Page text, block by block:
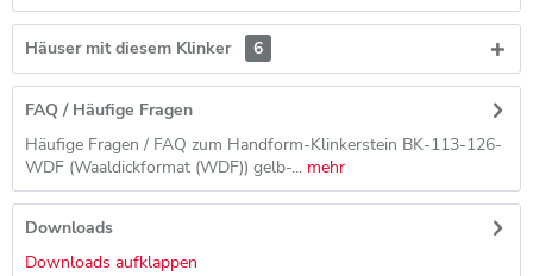
Häuser mit diesem Klinker 6
FAQ / Häufige Fragen
Häufige Fragen / FAQ zum Handform-Klinkerstein BK-113-126-
WDF (Waaldickformat (WDF)) gelb-... mehr
Downloads
Downloads aufklappen